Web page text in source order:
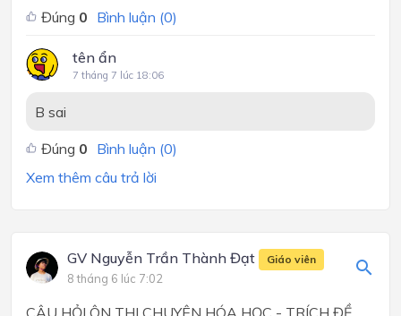
Đúng 0 Bình luận (0)
tên ẩn
7 tháng 7 lúc 18:06
B sai
Đúng 0 Bình luận (0)
Xem thêm câu trả lời
GV Nguyễn Trần Thành Đạt Giáo viên
8 tháng 6 lúc 7:02